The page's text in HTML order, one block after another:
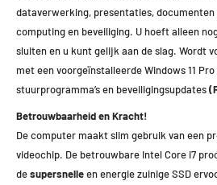
dataverwerking, presentaties, documenten
computing en beveiliging. U hoeft alleen
sluiten en u kunt gelijk aan de slag. Wordt
met een voorgeïnstalleerde Windows 11
stuurprogramma’s en beveiligingsupdates
Betrouwbaarheid en Kracht!
De computer maakt slim gebruik van een
videochip. De betrouwbare Intel Core i7
desupersnelleen energie zuinige SSD